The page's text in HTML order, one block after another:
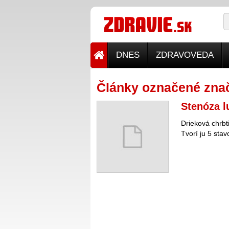
DNES ZDRAVOVEDA
Články označené
Stenóza
Drieková
Tvorí ju 5